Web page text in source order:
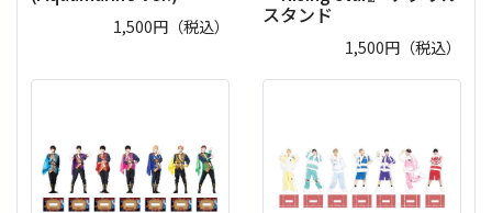
1,500円（税込） スタンド
1,500円（税込）